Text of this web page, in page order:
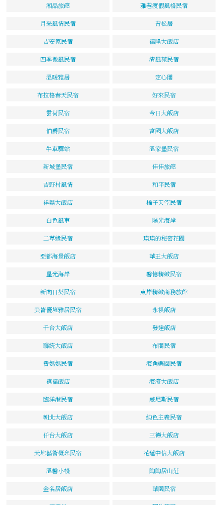
湘品旅館 雅巷渡假風格民宿
月采風情民宿 青松居
吉安家民宿 福隆大飯店
四季微風民宿 清風苑民宿
溫暖雅居 定心閣
布拉格春天民宿 好來民宿
雲荷民宿 今日大飯店
伯爵民宿 富國大飯店
牛車驛站 溫家堡民宿
新城堡民宿 佳佳旅館
吉野村風情 和平民宿
祥鼎大飯店 橘子天空民宿
白色風車 陽光海岸
二草緣民宿 瑛瑛的秘密花園
亞都海景飯店 華王大飯店
星光海岸 馨憶精緻民宿
新向日葵民宿 東岸精緻商務旅館
美崙優境雅居民宿 永祺飯店
千台大飯店 發達飯店
聯統大飯店 布閣民宿
曾媽媽民宿 海角樂園民宿
禧福飯店 海濱大飯店
臨洋港民宿 威尼斯民宿
朝北大飯店 純色主義民宿
仟台大飯店 三德大飯店
天地藝術概念民宿 花蓮中信大飯店
溫馨小棧 陶陶居山莊
金名居飯店 華園民宿